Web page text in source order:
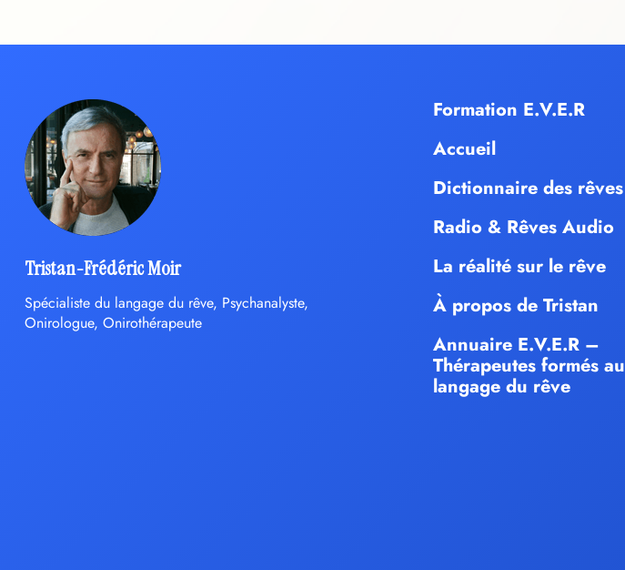
Tristan-Frédéric Moir
Spécialiste du langage du rêve, Psychanalyste,
Onirologue, Onirothérapeute
Formation E.V.E.R
Accueil
Dictionnaire des rêves
Radio & Rêves Audio
La réalité sur le rêve
À propos de Tristan
Annuaire E.V.E.R –
Thérapeutes formés au
langage du rêve